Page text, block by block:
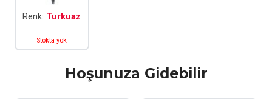
Renk: Turkuaz
Stokta yok
Hoşunuza Gidebilir